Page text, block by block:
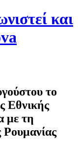
και
το
Εθνικής
με τη
Ρουμανίας